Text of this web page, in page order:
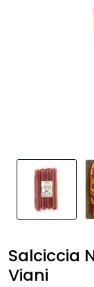
Salciccia
Viani